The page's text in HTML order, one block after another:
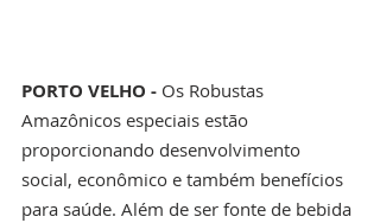
PORTO VELHO - Os Robustas
Amazônicos especiais estão
proporcionando desenvolvimento
social, econômico e também benefícios
para saúde. Além de ser fonte de bebida